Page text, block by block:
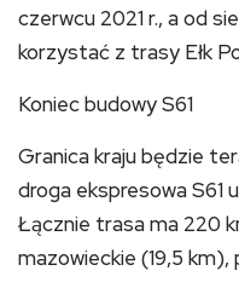
czerwcu 2021 r., a od
korzystać z trasy Ełk
Koniec budowy S61
Granica kraju będzie
droga ekspresowa S61
Łącznie trasa ma 220
mazowieckie (19,5 km),